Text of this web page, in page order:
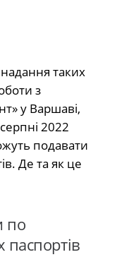
таких
з
у Варшаві,
2022
подавати
Де та як це
по